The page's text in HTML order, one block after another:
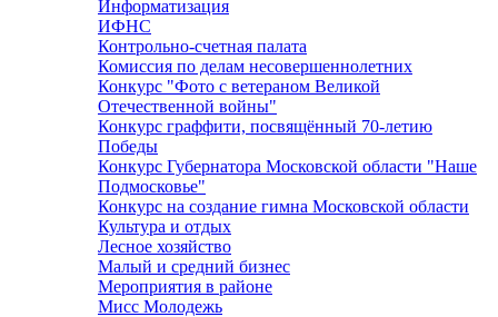
Информатизация
ИФНС
Контрольно-счетная палата
Комиссия по делам несовершеннолетних
Конкурс "Фото с ветераном Великой
Отечественной войны"
Конкурс граффити, посвящённый 70-летию
Победы
Конкурс Губернатора Московской области "Наше
Подмосковье"
Конкурс на создание гимна Московской области
Культура и отдых
Лесное хозяйство
Малый и средний бизнес
Мероприятия в районе
Мисс Молодежь